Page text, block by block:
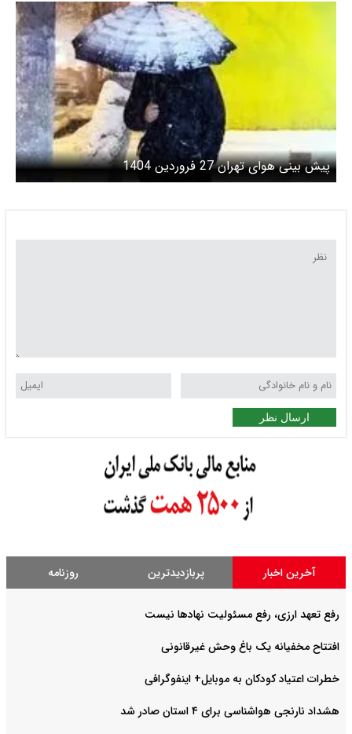
پیش بینی هوای تهران 27 فروردین 1404
ارسال نظر
آخرین اخبار پربازدیدترین روزنامه
رفع تعهد ارزی، رفع مسئولیت نهادها نیست
افتتاح مخفیانه یک باغ وحش غیرقانونی
خطرات اعتیاد کودکان به موبایل+ اینفوگرافی
هشداد نارنجی هواشناسی برای ۴ استان صادر شد